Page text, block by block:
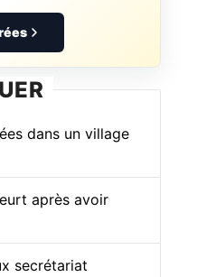
dans un village
après avoir
secrétariat